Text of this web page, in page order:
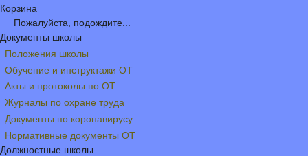
Корзина
Пожалуйста, подождите...
Документы школы
Положения школы
Обучение и инструктажи ОТ
Акты и протоколы по ОТ
Журналы по охране труда
Документы по коронавирусу
Нормативные документы ОТ
Должностные школы